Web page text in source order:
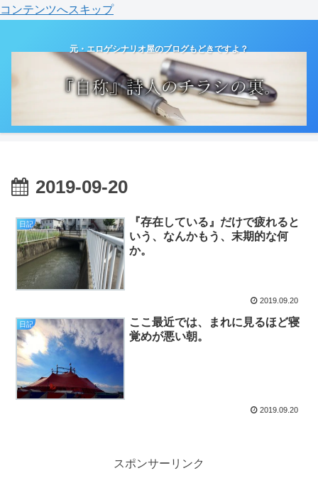
コンテンツへスキップ
元・エロゲシナリオ屋のブログもどきですよ？
2019-09-20
日記
『存在している』だけで疲れると
いう、なんかもう、末期的な何
か。
2019.09.20
日記
ここ最近では、まれに見るほど寝
覚めが悪い朝。
2019.09.20
スポンサーリンク